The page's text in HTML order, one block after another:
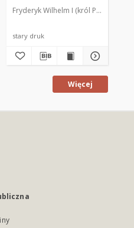
Zarazy Ktora w
Końmy y rogatym
y Srzodek do oddalenia
tey Zarazy się
Berlinie Dnia 26. Marca
Fryderyk Wilhelm I (król Prus ; 1688-
stary druk
Więcej